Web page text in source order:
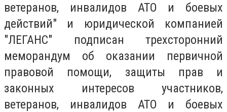
ветеранов, инвалидов АТО и боевых
действий" и юридической компанией
"ЛЕГАНС" подписан трехсторонний
меморандум об оказании первичной
правовой помощи, защиты прав и
законных интересов участников,
ветеранов, инвалидов АТО и боевых